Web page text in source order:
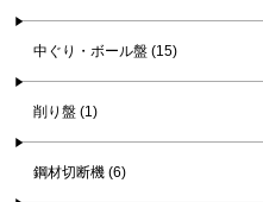
中ぐり・ボール盤 (15)
削り盤 (1)
鋼材切断機 (6)